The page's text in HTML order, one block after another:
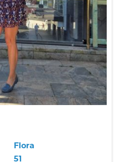
Flora
51